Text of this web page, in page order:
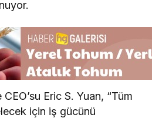
Eric S. Yuan, “Tüm
için iş gücünü